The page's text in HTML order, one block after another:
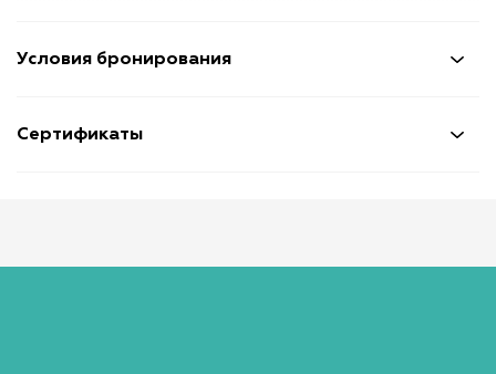
Условия бронирования
Сертификаты